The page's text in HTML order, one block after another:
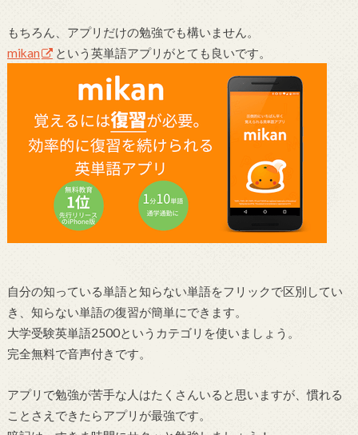
もちろん、アプリだけの勉強でも構いません。
mikan
という英単語アプリがとても良いです。
自分の知っている単語と知らない単語をフリックで区別してい
き、知らない単語の復習が簡単にできます。
大学受験英単語2500というカテゴリを使いましょう。
完全無料で音声付きです。
アプリで勉強が苦手な人はたくさんいると思いますが、慣れる
ことさえできたらアプリが最強です。